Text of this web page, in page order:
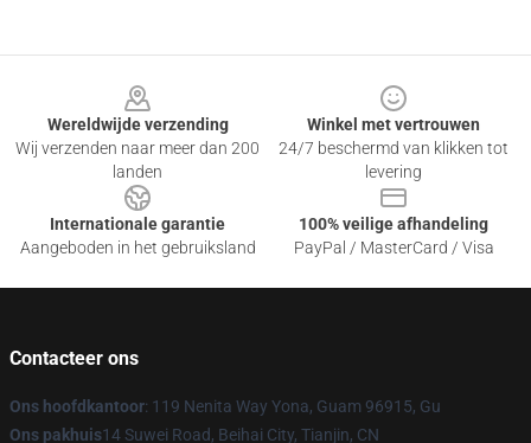
Wereldwijde verzending
Wij verzenden naar meer dan 200
landen
Winkel met vertrouwen
24/7 beschermd van klikken tot
levering
Internationale garantie
Aangeboden in het gebruiksland
100% veilige afhandeling
PayPal / MasterCard / Visa
Contacteer ons
Ons hoofdkantoor: 119 Nenita Way Yona, Guam 96915, Gu
Ons pakhuis14 Suwei Road, Beihai City, Tianjin, CN